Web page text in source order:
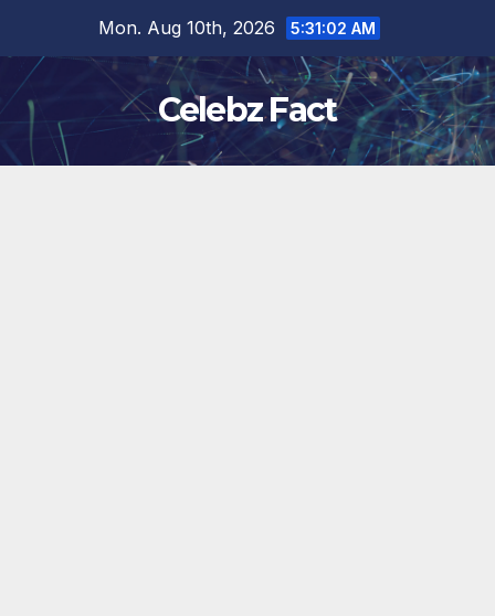
content
Mon. Aug 10th, 2026 5:31:04 AM
Celebz Fact